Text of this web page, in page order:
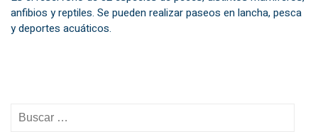
anfibios y reptiles. Se pueden realizar paseos en lancha, pesca
y deportes acuáticos.